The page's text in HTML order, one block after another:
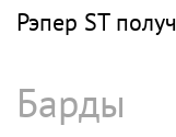
Рэпер ST
Барды